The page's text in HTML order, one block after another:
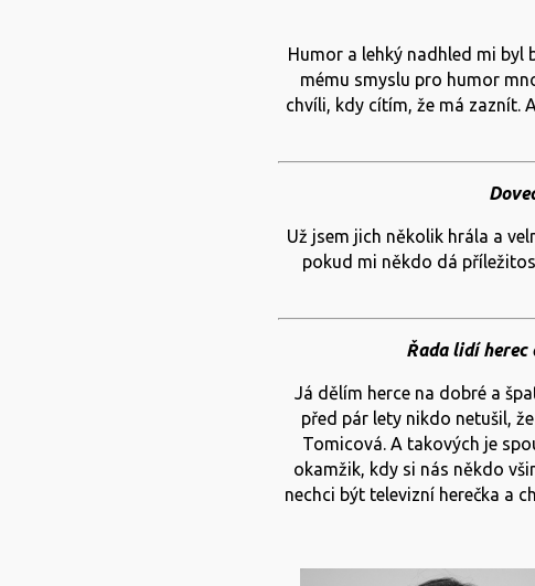
Humor a lehký nadhled mi byl
mému smyslu pro humor
chvíli, kdy cítím, že má zaznít.
Už jsem jich několik hrála a
pokud mi někdo dá
Řada lidí
Já dělím herce na dobré a
před pár lety nikdo netušil,
Tomicová. A takových je
okamžik, kdy si nás někdo
nechci být televizní herečka a